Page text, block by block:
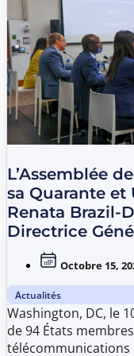
L’Assemblée
sa Quarante et
Renata Brazil-
Directrice
Octobre 15,
Actualités
Washington, DC, le
de 94 États
télécommunications